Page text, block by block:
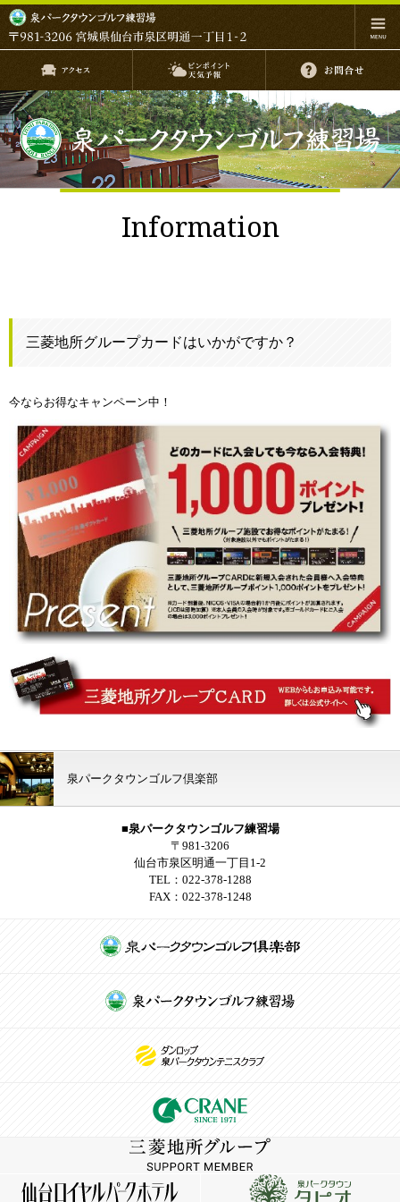
Information
三菱地所グループカードはいかがですか？
今ならお得なキャンペーン中！
泉パークタウン ゴルフ倶楽部
■泉パークタウンゴルフ練習場
〒981-3206
仙台市泉区明通一丁目1-2
TEL：022-378-1288
FAX：022-378-1248